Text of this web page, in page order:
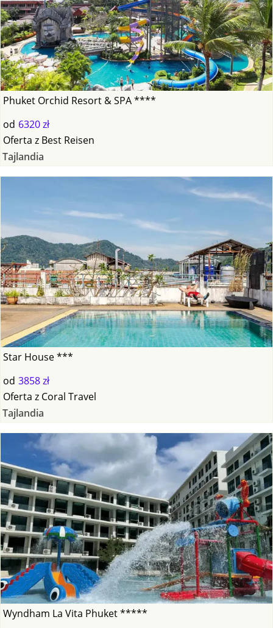
Phuket Orchid Resort & SPA ****
od 6320 zł
Oferta z Best Reisen
Tajlandia
Star House ***
od 3858 zł
Oferta z Coral Travel
Tajlandia
Wyndham La Vita Phuket *****